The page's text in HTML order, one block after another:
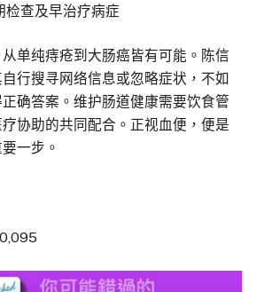
检查及早治疗病症
单纯痔疮到大肠癌皆有可能。陈信
行搜寻网络信息或忽略症状，不如
确答案。维护肠道健康需要饮食管
协助的共同配合。正视血便，便是
一步。